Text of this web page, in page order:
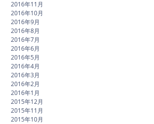
2016年11月
2016年10月
2016年9月
2016年8月
2016年7月
2016年6月
2016年5月
2016年4月
2016年3月
2016年2月
2016年1月
2015年12月
2015年11月
2015年10月